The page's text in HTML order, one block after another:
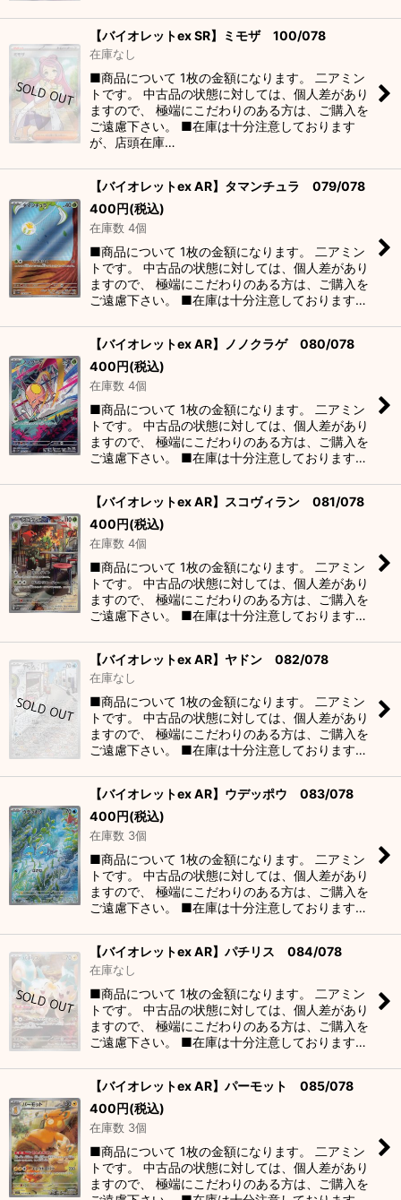
【バイオレットex SR】ミモザ 100/078
在庫なし
■商品について 1枚の金額になります。 二アミン
トです。 中古品の状態に対しては、個人差があり
ますので、 極端にこだわりのある方は、ご購入を
ご遠慮下さい。 ■在庫は十分注意しております
が、店頭在庫…
【バイオレットex AR】タマンチュラ 079/078
400円(税込)
在庫数 4個
■商品について 1枚の金額になります。 二アミン
トです。 中古品の状態に対しては、個人差があり
ますので、 極端にこだわりのある方は、ご購入を
ご遠慮下さい。 ■在庫は十分注意しております…
【バイオレットex AR】ノノクラゲ 080/078
400円(税込)
在庫数 4個
■商品について 1枚の金額になります。 二アミン
トです。 中古品の状態に対しては、個人差があり
ますので、 極端にこだわりのある方は、ご購入を
ご遠慮下さい。 ■在庫は十分注意しております…
【バイオレットex AR】スコヴィラン 081/078
400円(税込)
在庫数 4個
■商品について 1枚の金額になります。 二アミン
トです。 中古品の状態に対しては、個人差があり
ますので、 極端にこだわりのある方は、ご購入を
ご遠慮下さい。 ■在庫は十分注意しております…
【バイオレットex AR】ヤドン 082/078
在庫なし
■商品について 1枚の金額になります。 二アミン
トです。 中古品の状態に対しては、個人差があり
ますので、 極端にこだわりのある方は、ご購入を
ご遠慮下さい。 ■在庫は十分注意しております…
【バイオレットex AR】ウデッポウ 083/078
400円(税込)
在庫数 3個
■商品について 1枚の金額になります。 二アミン
トです。 中古品の状態に対しては、個人差があり
ますので、 極端にこだわりのある方は、ご購入を
ご遠慮下さい。 ■在庫は十分注意しております…
【バイオレットex AR】パチリス 084/078
在庫なし
■商品について 1枚の金額になります。 二アミン
トです。 中古品の状態に対しては、個人差があり
ますので、 極端にこだわりのある方は、ご購入を
ご遠慮下さい。 ■在庫は十分注意しております…
【バイオレットex AR】パーモット 085/078
400円(税込)
在庫数 3個
■商品について 1枚の金額になります。 二アミン
トです。 中古品の状態に対しては、個人差があり
ますので、 極端にこだわりのある方は、ご購入を